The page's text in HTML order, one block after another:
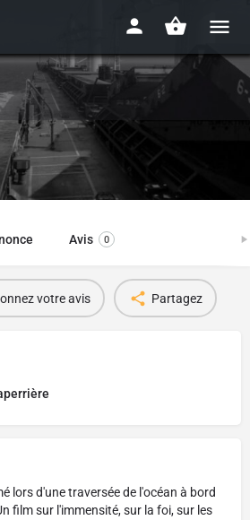
Avis 0
votre avis Partagez
lors d'une traversée de l'océan à bord
film sur l'immensité, sur la foi, sur les